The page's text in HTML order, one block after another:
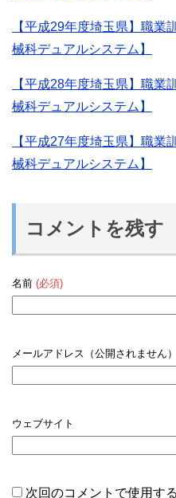
【平成29年度埼玉県】職業
械科デュアルシステム】
【平成28年度埼玉県】職業
械科デュアルシステム】
【平成27年度埼玉県】職業
械科デュアルシステム】
コメントを残す
名前 (必須)
メールアドレス（公開されません）
ウェブサイト
次回のコメントで使用す